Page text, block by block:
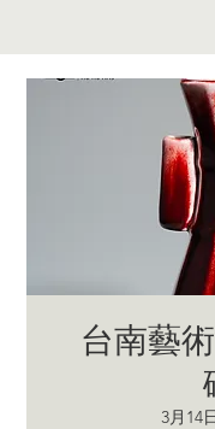
台南藝
3月14